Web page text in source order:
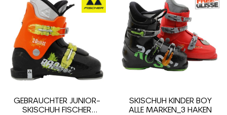
GEBRAUCHTER JUNIOR-
SKISCHUH FISCHER
SKISCHUH KINDER BOY
ALLE MARKEN_3 HAKEN